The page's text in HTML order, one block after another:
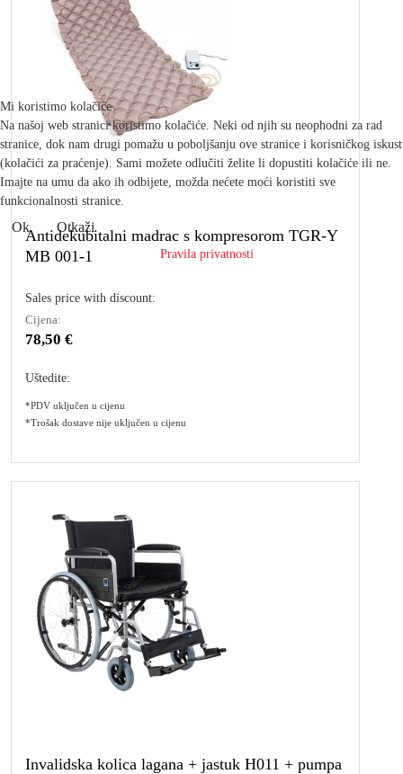
Antidekubitalni madrac s kompresorom TGR-Y
MB 001-1
Sales price with discount:
Cijena:
78,50 €
Uštedite:
*PDV uključen u cijenu
*Trošak dostave nije uključen u cijenu
Invalidska kolica lagana + jastuk H011 + pumpa
Mi koristimo kolačiće
Na našoj web stranici koristimo kolačiće. Neki od njih su neophodni za rad
stranice, dok nam drugi pomažu u poboljšanju ove stranice i korisničkog
(kolačići za praćenje). Sami možete odlučiti želite li dopustiti kolačiće ili ne.
Imajte na umu da ako ih odbijete, možda nećete moći koristiti sve
funkcionalnosti stranice.
Ok Otkaži
Pravila privatnosti